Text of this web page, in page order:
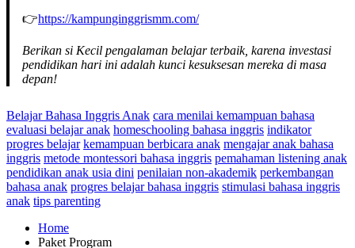
👉https://kampunginggrismm.com/
Berikan si Kecil pengalaman belajar terbaik, karena investasi
pendidikan hari ini adalah kunci kesuksesan mereka di masa
depan!
Belajar Bahasa Inggris Anak cara menilai kemampuan bahasa
evaluasi belajar anak homeschooling bahasa inggris indikator
progres belajar kemampuan berbicara anak mengajar anak bahasa
inggris metode montessori bahasa inggris pemahaman listening anak
pendidikan anak usia dini penilaian non-akademik perkembangan
bahasa anak progres belajar bahasa inggris stimulasi bahasa inggris
anak tips parenting
Home
Paket Program